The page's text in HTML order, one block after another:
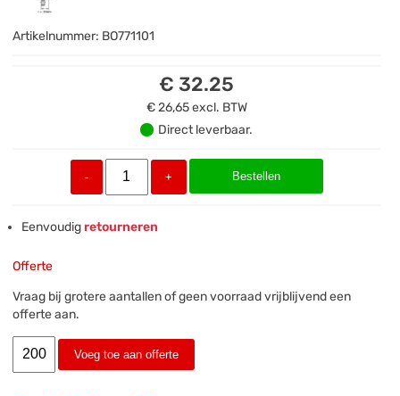
Artikelnummer: BO771101
€ 32.25
€ 26,65excl. BTW
Direct leverbaar.
- + Bestellen
Eenvoudigretourneren
Offerte
Vraag bij grotere aantallen of geen voorraad vrijblijvend een
offerte aan.
Voeg toe aan offerte